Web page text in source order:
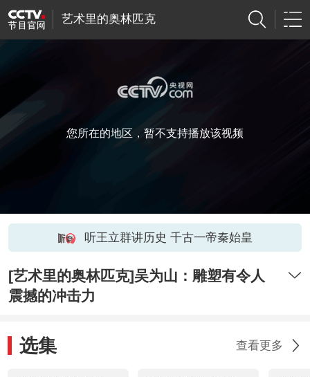
艺术里的奥林匹克
您所在的地区，暂不支持播放该视频
听王立群讲历史 千古一帝秦始皇
[艺术里的奥林匹克]吴为山：雕塑有令人
震撼的冲击力
选集 查看更多